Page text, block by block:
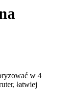
w 4
łatwiej